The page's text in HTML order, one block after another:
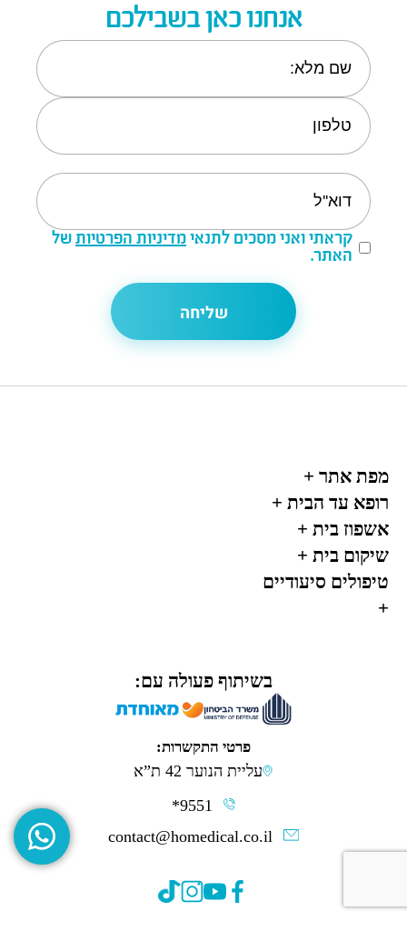
אנחנו כאן בשבילכם
קראתי ואני מסכים לתנאי מדיניות הפרטיות של
האתר.
טיפולים סיעודיים
+
שיקום בית +
אשפוז בית +
רופא עד הבית +
מפת אתר +
בשיתוף פעולה עם:
contact@homedical.co.il
*9551
עליית הנוער 42 ת”א
פרטי התקשרות: